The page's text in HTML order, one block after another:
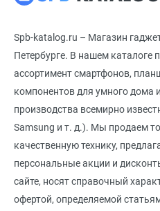
Spb-katalog.ru – Магазин
Петербурге. В нашем каталоге
ассортимент смартфонов,
компонентов для умного дома
производства всемирно
Samsung и т. д.). Мы продаем
качественную технику,
персональные акции и
сайте, носят справочный
офертой, определяемой